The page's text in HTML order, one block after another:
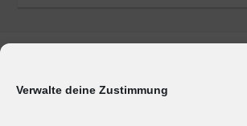
Verwalte deine Zustimmung